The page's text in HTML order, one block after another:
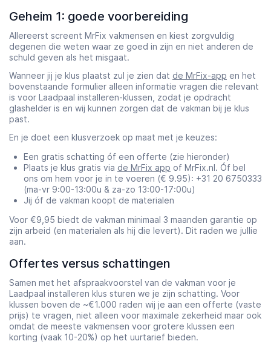
Geheim 1: goede voorbereiding
Allereerst screent MrFix vakmensen en kiest zorgvuldig
degenen die weten waar ze goed in zijn en niet anderen de
schuld geven als het misgaat.
Wanneer jij je klus plaatst zul je zien dat de MrFix-app en het
bovenstaande formulier alleen informatie vragen die relevant
is voor Laadpaal installeren-klussen, zodat je opdracht
glashelder is en wij kunnen zorgen dat de vakman bij je klus
past.
En je doet een klusverzoek op maat met je keuzes:
Een gratis schatting óf een offerte (zie hieronder)
Plaats je klus gratis via de MrFix app of MrFix.nl. Óf bel
ons om hem voor je in te voeren (€ 9.95): +31 20 6750333
(ma-vr 9:00-13:00u & za-zo 13:00-17:00u)
Jij óf de vakman koopt de materialen
Voor €9,95 biedt de vakman minimaal 3 maanden garantie op
zijn arbeid (en materialen als hij die levert). Dit raden we jullie
aan.
Offertes versus schattingen
Samen met het afspraakvoorstel van de vakman voor je
Laadpaal installeren klus sturen we je zijn schatting. Voor
klussen boven de ~€1.000 raden wij je aan een offerte (vaste
prijs) te vragen, niet alleen voor maximale zekerheid maar ook
omdat de meeste vakmensen voor grotere klussen een
korting (vaak 10-20%) op het uurtarief bieden.